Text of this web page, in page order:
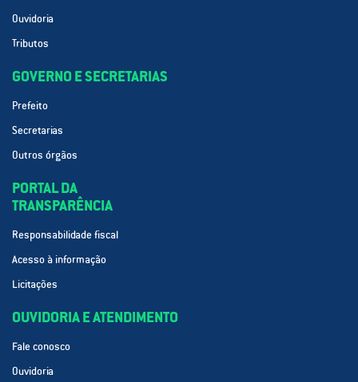
Ouvidoria
Tributos
GOVERNO E SECRETARIAS
Prefeito
Secretarias
Outros órgãos
PORTAL DA
TRANSPARÊNCIA
Responsabilidade fiscal
Acesso à informação
Licitações
OUVIDORIA E ATENDIMENTO
Fale conosco
Ouvidoria